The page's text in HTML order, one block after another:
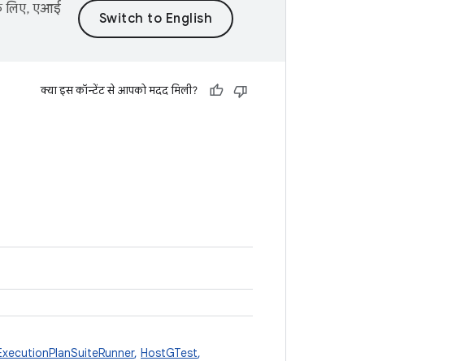
लिए, एआई
क्या इस कॉन्टेंट से आपको मदद मिली?
, HostGTest,